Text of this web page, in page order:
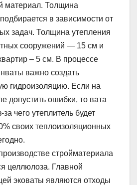
материал. Толщина
в зависимости от
задач. Толщина утепления
сооружений — 15 см и
– 5 см. В процессе
важно создать
гидроизоляцию. Если на
допустить ошибки, то вата
за чего утеплитель будет
своих теплоизоляционных
стройматериала
целлюлоза. Главной
эковаты являются отходы